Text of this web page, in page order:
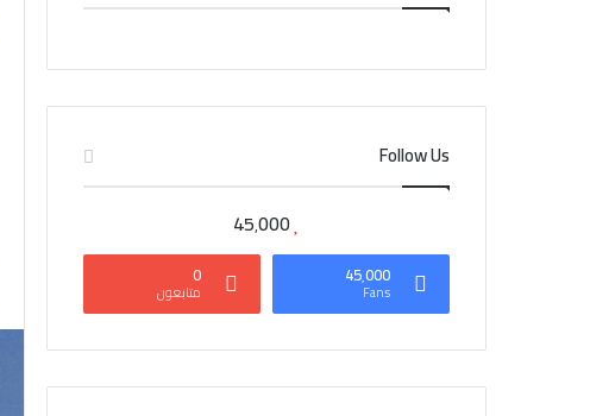
Follow Us
45٬000
45٬000
Fans
0
متابعون